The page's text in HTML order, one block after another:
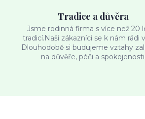
Tradice a důvěra
Jsme rodinná firma s více než 20
tradicí.Naši zákazníci se k nám rádi
Dlouhodobě si budujeme vztahy
na důvěře, péči a spokojenosti.